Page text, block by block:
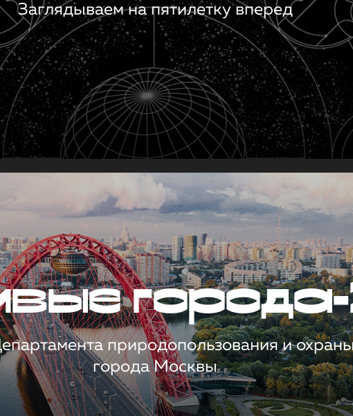
Заглядываем на пятилетку вперед
природопользования и
города Москвы